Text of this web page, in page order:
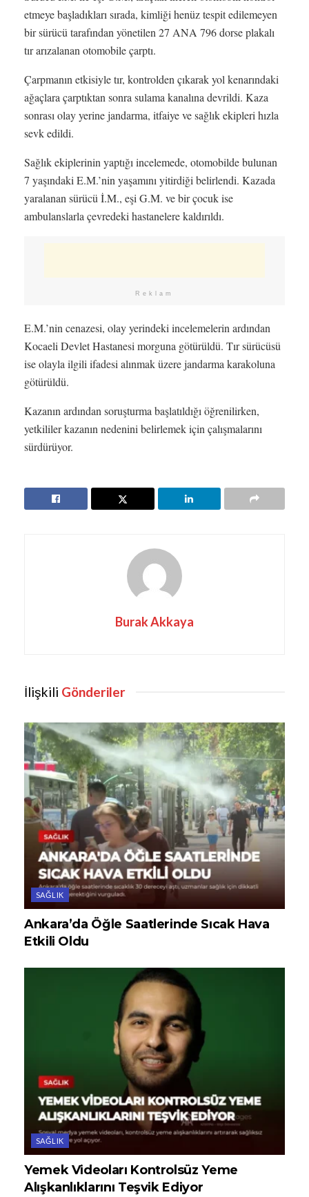
etmeye başladıkları sırada, kimliği henüz tespit edilemeyen
bir sürücü tarafından yönetilen 27 ANA 796 dorse plakalı
tır arızalanan otomobile çarptı.
Çarpmanın etkisiyle tır, kontrolden çıkarak yol kenarındaki
ağaçlara çarptıktan sonra sulama kanalına devrildi. Kaza
sonrası olay yerine jandarma, itfaiye ve sağlık ekipleri hızla
sevk edildi.
Sağlık ekiplerinin yaptığı incelemede, otomobilde bulunan
7 yaşındaki E.M.’nin yaşamını yitirdiği belirlendi. Kazada
yaralanan sürücü İ.M., eşi G.M. ve bir çocuk ise
ambulanslarla çevredeki hastanelere kaldırıldı.
Reklam
E.M.’nin cenazesi, olay yerindeki incelemelerin ardından
Kocaeli Devlet Hastanesi morguna götürüldü. Tır sürücüsü
ise olayla ilgili ifadesi alınmak üzere jandarma karakoluna
götürüldü.
Kazanın ardından soruşturma başlatıldığı öğrenilirken,
yetkililer kazanın nedenini belirlemek için çalışmalarını
sürdürüyor.
Burak Akkaya
İlişkili Gönderiler
SAĞLIK
Ankara’da Öğle Saatlerinde Sıcak Hava
Etkili Oldu
SAĞLIK
Yemek Videoları Kontrolsüz Yeme
Alışkanlıklarını Teşvik Ediyor